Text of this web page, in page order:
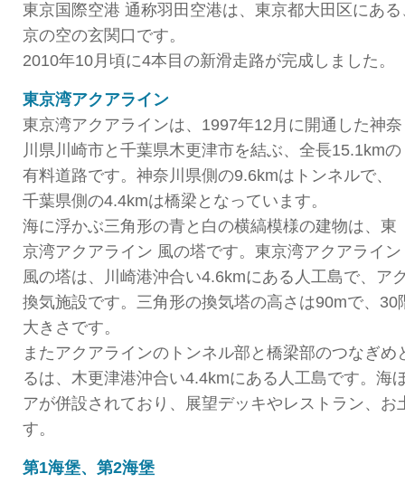
東京国際空港 通称羽田空港は、東京都大田区にあ
京の空の玄関口です。
2010年10月頃に4本目の新滑走路が完成しました。
東京湾アクアライン
東京湾アクアラインは、1997年12月に開通した神奈
川県川崎市と千葉県木更津市を結ぶ、全長15.1kmの
有料道路です。神奈川県側の9.6kmはトンネルで、
千葉県側の4.4kmは橋梁となっています。
海に浮かぶ三角形の青と白の横縞模様の建物は、東
京湾アクアライン 風の塔です。東京湾アクアライン
風の塔は、川崎港沖合い4.6kmにある人工島で、ア
換気施設です。三角形の換気塔の高さは90mで、
大きさです。
またアクアラインのトンネル部と橋梁部のつなぎ
るは、木更津港沖合い4.4kmにある人工島です。海
アが併設されており、展望デッキやレストラン、お
す。
第1海堡、第2海堡